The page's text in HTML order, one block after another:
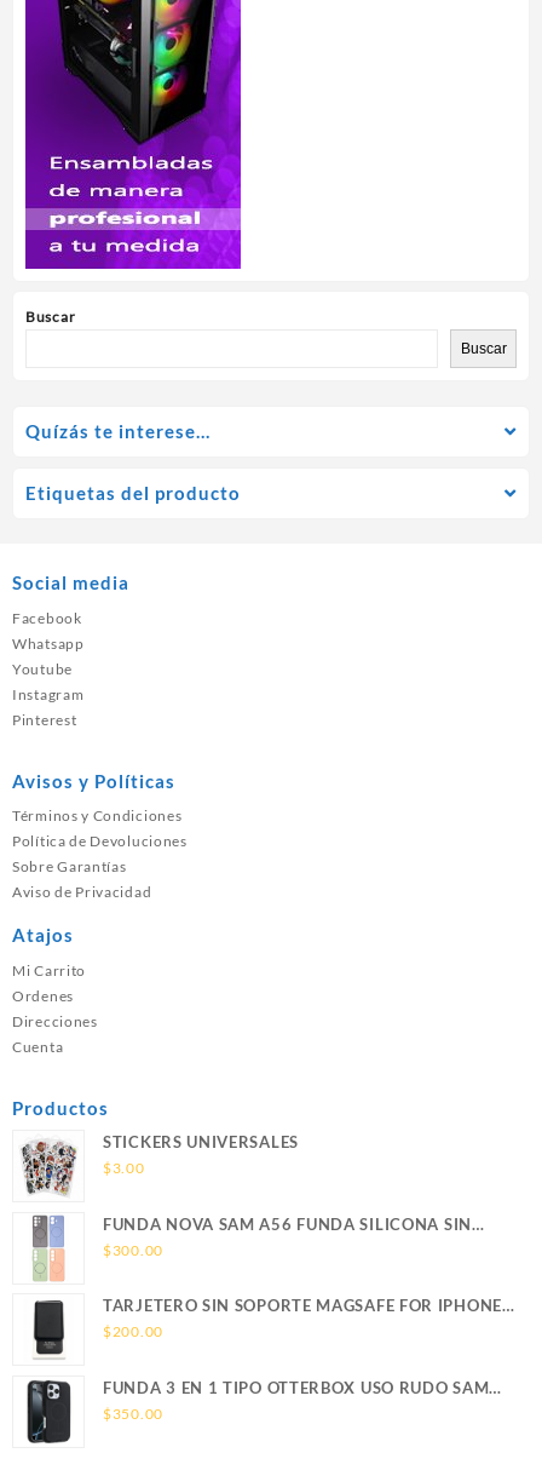
Buscar
Buscar
Quízás te interese…
Etiquetas del producto
Social media
Facebook
Whatsapp
Youtube
Instagram
Pinterest
Avisos y Políticas
Términos y Condiciones
Política de Devoluciones
Sobre Garantías
Aviso de Privacidad
Atajos
Mi Carrito
Ordenes
Direcciones
Cuenta
Productos
STICKERS UNIVERSALES
$3.00
FUNDA NOVA SAM A56 FUNDA SILICONA SIN
SOPORTE MAGNETICO SAMSUNG
$300.00
TARJETERO SIN SOPORTE MAGSAFE FOR IPHONE
LEATHER WALLET MAGSAFE
$200.00
FUNDA 3 EN 1 TIPO OTTERBOX USO RUDO SAM
S26 ULTRA SAMSUNG S26 ULTRA
$350.00